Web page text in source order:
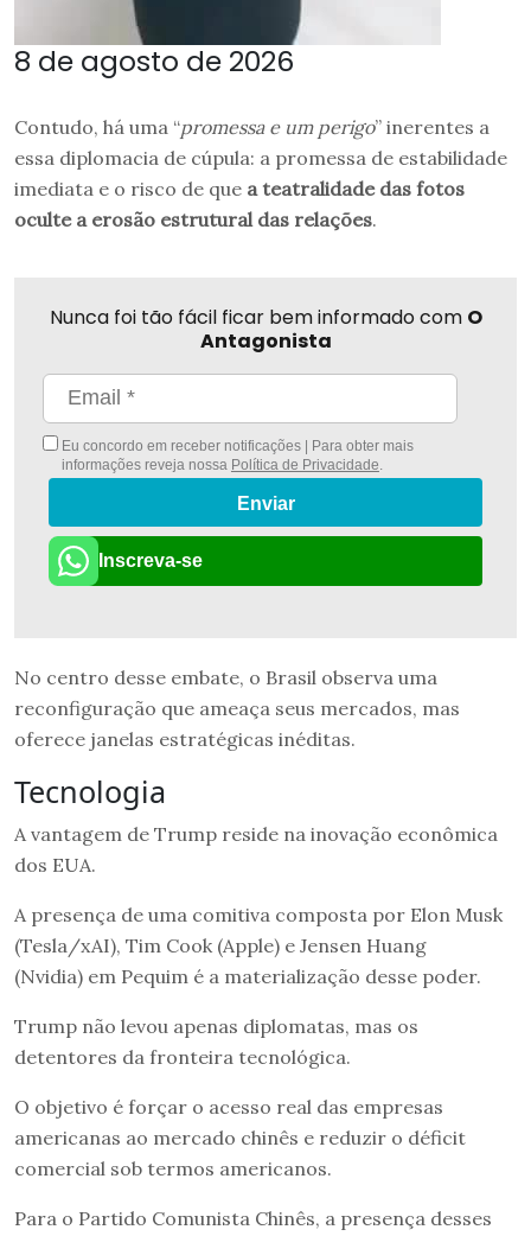
8 de agosto de 2026
Contudo, há uma “promessa e um perigo” inerentes a
essa diplomacia de cúpula: a promessa de estabilidade
imediata e o risco de que a teatralidade das fotos
oculte a erosão estrutural das relações.
Nunca foi tão fácil ficar bem informado com O
Antagonista
Eu concordo em receber notificações | Para obter mais
informações reveja nossa Política de Privacidade
Enviar
Inscreva-se
No centro desse embate, o Brasil observa uma
reconfiguração que ameaça seus mercados, mas
oferece janelas estratégicas inéditas.
Tecnologia
A vantagem de Trump reside na inovação econômica
dos EUA.
A presença de uma comitiva composta por Elon Musk
(Tesla/xAI), Tim Cook (Apple) e Jensen Huang
(Nvidia) em Pequim é a materialização desse poder.
Trump não levou apenas diplomatas, mas os
detentores da fronteira tecnológica.
O objetivo é forçar o acesso real das empresas
americanas ao mercado chinês e reduzir o déficit
comercial sob termos americanos.
Para o Partido Comunista Chinês, a presença desses